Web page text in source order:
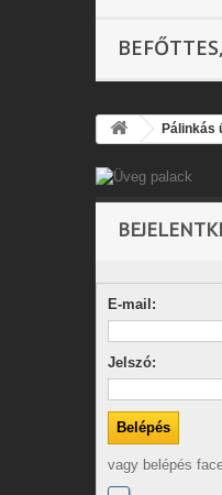
Pálinkás
E-mail:
Jelszó:
vagy belépés